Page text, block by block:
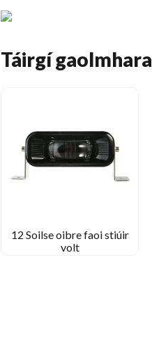
Táirgí gaolmhara
12 Soilse oibre faoi stiúir
volt